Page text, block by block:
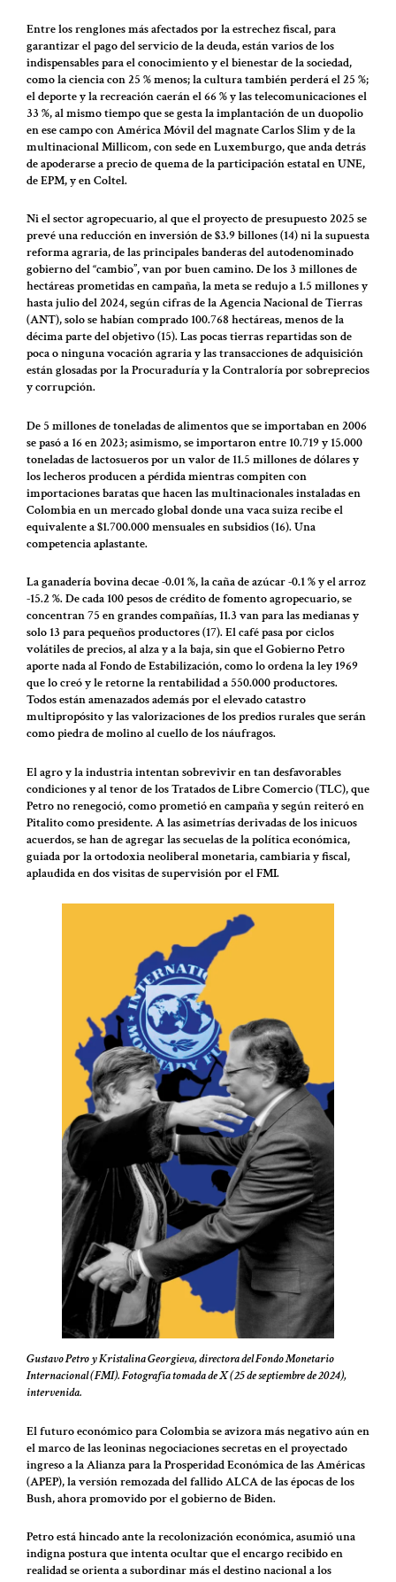
Entre los renglones más afectados por la estrechez fiscal, para
garantizar el pago del servicio de la deuda, están varios de los
indispensables para el conocimiento y el bienestar de la sociedad,
como la ciencia con 25 % menos; la cultura también perderá el 25 %;
el deporte y la recreación caerán el 66 % y las telecomunicaciones el
33 %, al mismo tiempo que se gesta la implantación de un duopolio
en ese campo con América Móvil del magnate Carlos Slim y de la
multinacional Millicom, con sede en Luxemburgo, que anda detrás
de apoderarse a precio de quema de la participación estatal en UNE,
de EPM, y en Coltel.
Ni el sector agropecuario, al que el proyecto de presupuesto 2025 se
prevé una reducción en inversión de $3.9 billones (14) ni la supuesta
reforma agraria, de las principales banderas del autodenominado
gobierno del “cambio”, van por buen camino. De los 3 millones de
hectáreas prometidas en campaña, la meta se redujo a 1.5 millones y
hasta julio del 2024, según cifras de la Agencia Nacional de Tierras
(ANT), solo se habían comprado 100.768 hectáreas, menos de la
décima parte del objetivo (15). Las pocas tierras repartidas son de
poca o ninguna vocación agraria y las transacciones de adquisición
están glosadas por la Procuraduría y la Contraloría por sobreprecios
y corrupción.
De 5 millones de toneladas de alimentos que se importaban en 2006
se pasó a 16 en 2023; asimismo, se importaron entre 10.719 y 15.000
toneladas de lactosueros por un valor de 11.5 millones de dólares y
los lecheros producen a pérdida mientras compiten con
importaciones baratas que hacen las multinacionales instaladas en
Colombia en un mercado global donde una vaca suiza recibe el
equivalente a $1.700.000 mensuales en subsidios (16). Una
competencia aplastante.
La ganadería bovina decae -0.01 %, la caña de azúcar -0.1 % y el arroz
-15.2 %. De cada 100 pesos de crédito de fomento agropecuario, se
concentran 75 en grandes compañías, 11.3 van para las medianas y
solo 13 para pequeños productores (17). El café pasa por ciclos
volátiles de precios, al alza y a la baja, sin que el Gobierno Petro
aporte nada al Fondo de Estabilización, como lo ordena la ley 1969
que lo creó y le retorne la rentabilidad a 550.000 productores.
Todos están amenazados además por el elevado catastro
multipropósito y las valorizaciones de los predios rurales que serán
como piedra de molino al cuello de los náufragos.
El agro y la industria intentan sobrevivir en tan desfavorables
condiciones y al tenor de los Tratados de Libre Comercio (TLC), que
Petro no renegoció, como prometió en campaña y según reiteró en
Pitalito como presidente. A las asimetrías derivadas de los inicuos
acuerdos, se han de agregar las secuelas de la política económica,
guiada por la ortodoxia neoliberal monetaria, cambiaria y fiscal,
aplaudida en dos visitas de supervisión por el FMI.
Gustavo Petro y Kristalina Georgieva, directora del Fondo Monetario
Internacional (FMI). Fotografía tomada de X (25 de septiembre de 2024),
intervenida.
El futuro económico para Colombia se avizora más negativo aún en
el marco de las leoninas negociaciones secretas en el proyectado
ingreso a la Alianza para la Prosperidad Económica de las Américas
(APEP), la versión remozada del fallido ALCA de las épocas de los
Bush, ahora promovido por el gobierno de Biden.
Petro está hincado ante la recolonización económica, asumió una
indigna postura que intenta ocultar que el encargo recibido en
realidad se orienta a subordinar más el destino nacional a los